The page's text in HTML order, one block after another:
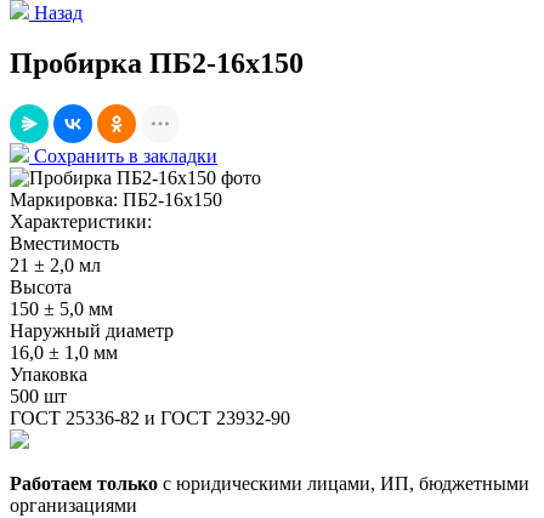
Назад
Пробирка ПБ2-16х150
Сохранить в закладки
Маркировка: ПБ2-16х150
Характеристики:
Вместимость
21 ± 2,0 мл
Высота
150 ± 5,0 мм
Наружный диаметр
16,0 ± 1,0 мм
Упаковка
500 шт
ГОСТ 25336-82 и ГОСТ 23932-90
Работаем только с юридическими лицами, ИП, бюджетными
организациями